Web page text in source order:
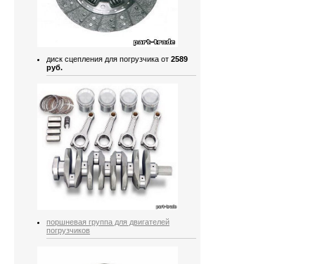
диск сцепления для погрузчика от 2589
руб.
поршневая группа для двигателей
погрузчиков